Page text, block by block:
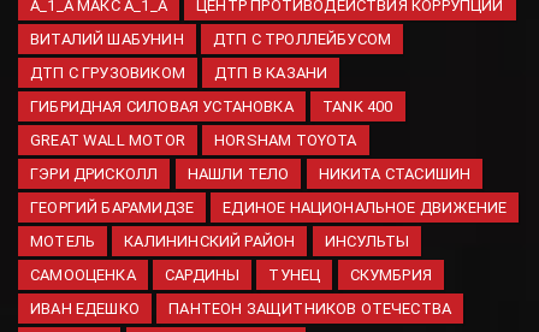
Кобра: Пленные ВСУ под
Константиновкой — мужчины
предпенсионного возраста
07.08.2026
Транспортная полиция
сообщила о 10-летних
свердловчанах, которые
увлекались зацепингом
07.08.2026
A_1_A МАКС A_1_A
ЦЕНТР ПРОТИВОДЕЙСТВИЯ КОРРУПЦИИ
ВИТАЛИЙ ШАБУНИН
ДТП С ТРОЛЛЕЙБУСОМ
ДТП С ГРУЗОВИКОМ
ДТП В КАЗАНИ
ГИБРИДНАЯ СИЛОВАЯ УСТАНОВКА
TANK 400
GREAT WALL MOTOR
HORSHAM TOYOTA
ГЭРИ ДРИСКОЛЛ
НАШЛИ ТЕЛО
НИКИТА СТАСИШИН
ГЕОРГИЙ БАРАМИДЗЕ
ЕДИНОЕ НАЦИОНАЛЬНОЕ ДВИЖЕНИЕ
МОТЕЛЬ
КАЛИНИНСКИЙ РАЙОН
ИНСУЛЬТЫ
САМООЦЕНКА
САРДИНЫ ТУНЕЦ
СКУМБРИЯ
ИВАН ЕДЕШКО
ПАНТЕОН ЗАЩИТНИКОВ ОТЕЧЕСТВА